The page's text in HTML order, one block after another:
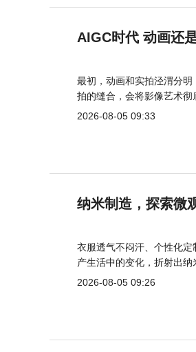
AIGC时代 动画还
最初，动画和实拍泾渭分
拍的缝合，会将影像艺术彻
2026-08-05 09:33
纳米制造，探索微
衣服透气不闷汗、个性化
产生活中的变化，折射出纳
2026-08-05 09:26